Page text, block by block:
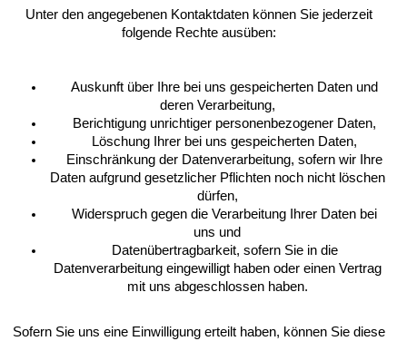
Unter den angegebenen Kontaktdaten können Sie jederzeit
folgende Rechte ausüben:
Auskunft über Ihre bei uns gespeicherten Daten und
deren Verarbeitung,
Berichtigung unrichtiger personenbezogener Daten,
Löschung Ihrer bei uns gespeicherten Daten,
Einschränkung der Datenverarbeitung, sofern wir Ihre
Daten aufgrund gesetzlicher Pflichten noch nicht löschen
dürfen,
Widerspruch gegen die Verarbeitung Ihrer Daten bei
uns und
Datenübertragbarkeit, sofern Sie in die
Datenverarbeitung eingewilligt haben oder einen Vertrag
mit uns abgeschlossen haben.
Sofern Sie uns eine Einwilligung erteilt haben, können Sie diese